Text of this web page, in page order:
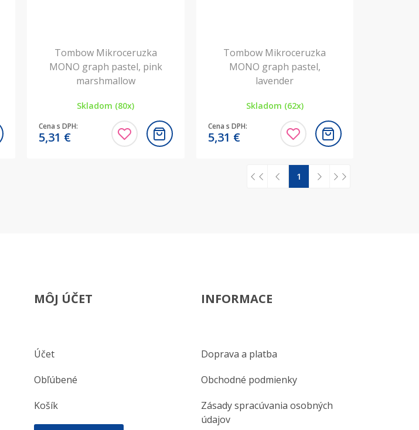
Tombow Mikroceruzka
MONO graph pastel, pink
marshmallow
Skladom (80x)
Cena s DPH:
5,31 €
Tombow Mikroceruzka
MONO graph pastel,
lavender
Skladom (62x)
Cena s DPH:
5,31 €
1
MÔJ ÚČET
Účet
Obľúbené
Košík
INFORMACE
Doprava a platba
Obchodné podmienky
Zásady spracúvania osobných
údajov